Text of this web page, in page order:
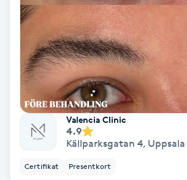
Hårborttagning
Hårbottenbehandling
Hårförlängning
Hårvård
Hälsa
Valencia Clinic
4.9
Källparksgatan 4, Uppsala
Certifikat Presentkort